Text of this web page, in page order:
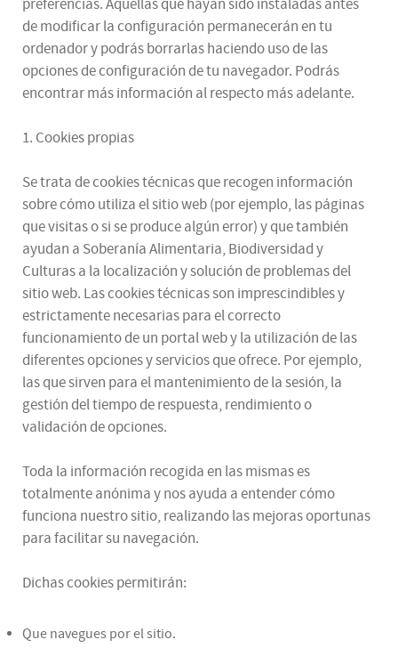
preferencias. Aquellas que hayan sido instaladas antes
de modificar la configuración permanecerán en tu
ordenador y podrás borrarlas haciendo uso de las
opciones de configuración de tu navegador. Podrás
encontrar más información al respecto más adelante.
1. Cookies propias
Se trata de cookies técnicas que recogen información
sobre cómo utiliza el sitio web (por ejemplo, las páginas
que visitas o si se produce algún error) y que también
ayudan a Soberanía Alimentaria, Biodiversidad y
Culturas a la localización y solución de problemas del
sitio web. Las cookies técnicas son imprescindibles y
estrictamente necesarias para el correcto
funcionamiento de un portal web y la utilización de las
diferentes opciones y servicios que ofrece. Por ejemplo,
las que sirven para el mantenimiento de la sesión, la
gestión del tiempo de respuesta, rendimiento o
validación de opciones.
Toda la información recogida en las mismas es
totalmente anónima y nos ayuda a entender cómo
funciona nuestro sitio, realizando las mejoras oportunas
para facilitar su navegación.
Dichas cookies permitirán:
Que navegues por el sitio.